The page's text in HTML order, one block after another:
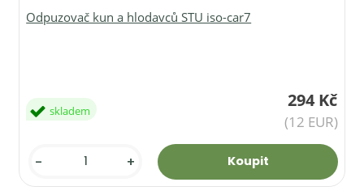
Odpuzovač kun a hlodavců STU iso-car7
294 Kč
(12 EUR)
skladem
- +